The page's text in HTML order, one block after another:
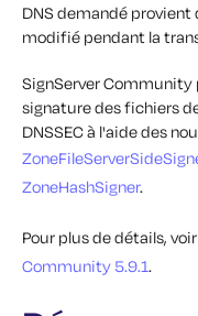
DNS demandé provient
modifié pendant la
SignServer Community
signature des fichiers
DNSSEC à l'aide des
ZoneHashSigner.
Pour plus de détails,
Community 5.9.1.